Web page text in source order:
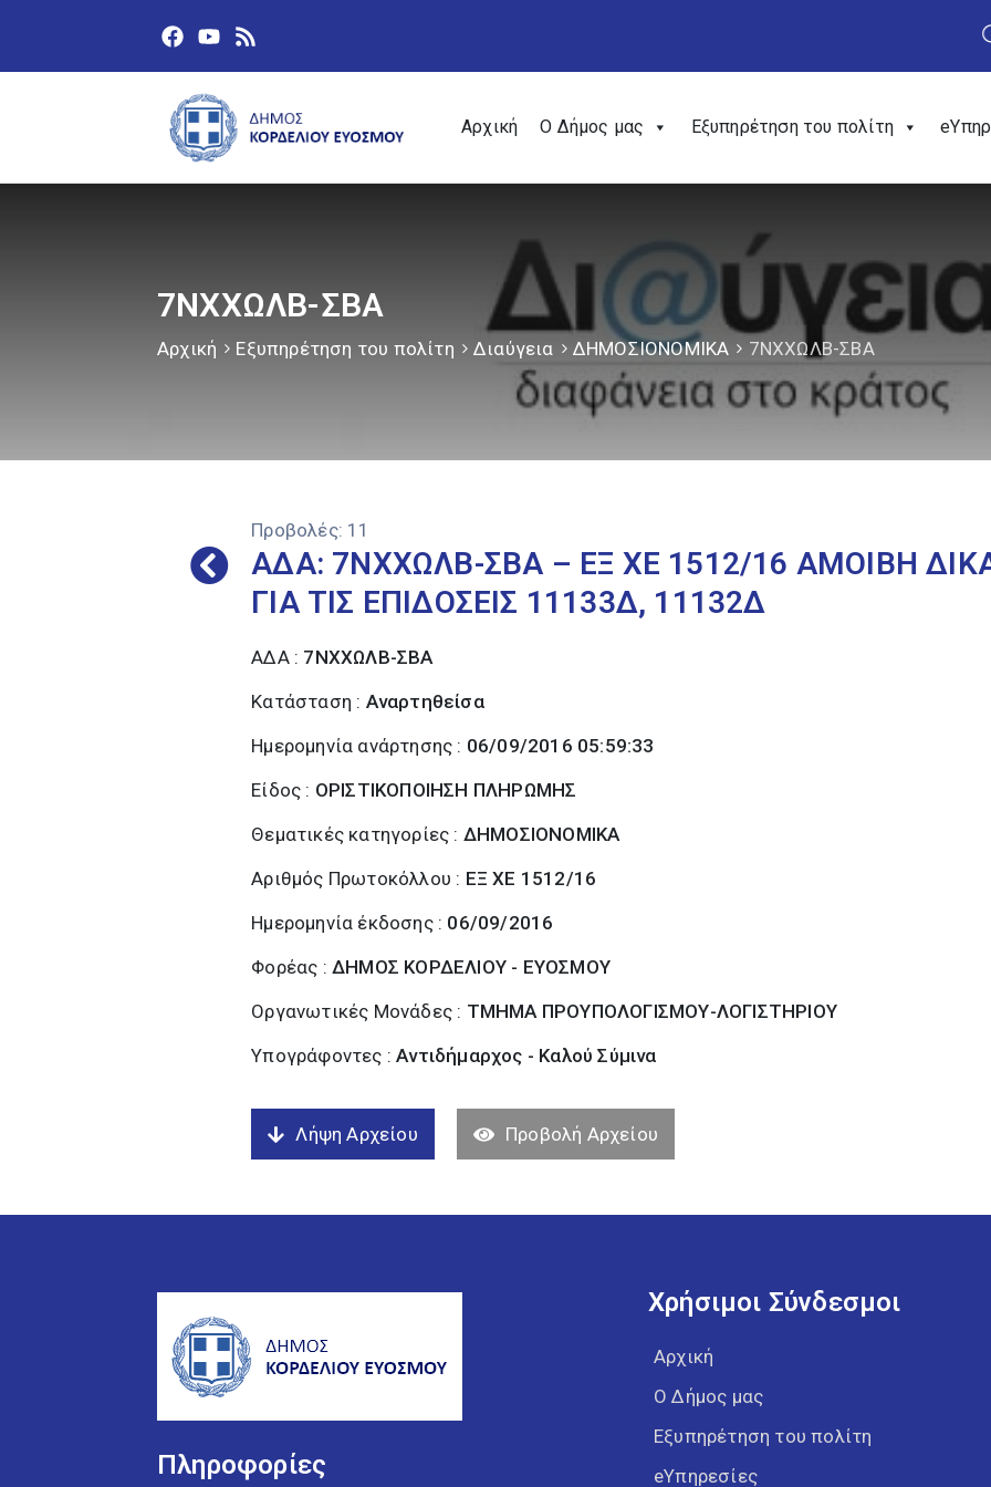
Αρχική Ο Δήμος μας Εξυπηρέτηση του πολίτη
7ΝΧΧΩΛΒ-ΣΒΑ
Αρχική Εξυπηρέτηση του πολίτη Διαύγεια ΔΗΜΟΣΙΟΝΟΜΙΚΑ 7ΝΧΧΩΛΒ-ΣΒΑ
Προβολές: 11
ΑΔΑ: 7ΝΧΧΩΛΒ-ΣΒΑ – ΕΞ ΧΕ 1512/16 ΑΜΟΙΒΗ
ΓΙΑ ΤΙΣ ΕΠΙΔΟΣΕΙΣ 11133Δ, 11132Δ
ΑΔΑ : 7ΝΧΧΩΛΒ-ΣΒΑ
Κατάσταση : Αναρτηθείσα
Ημερομηνία ανάρτησης : 06/09/2016 05:59:33
Είδος : ΟΡΙΣΤΙΚΟΠΟΙΗΣΗ ΠΛΗΡΩΜΗΣ
Θεματικές κατηγορίες : ΔΗΜΟΣΙΟΝΟΜΙΚΑ
Αριθμός Πρωτοκόλλου : ΕΞ ΧΕ 1512/16
Ημερομηνία έκδοσης : 06/09/2016
Φορέας :ΔΗΜΟΣ ΚΟΡΔΕΛΙΟΥ - ΕΥΟΣΜΟΥ
Οργανωτικές Μονάδες : ΤΜΗΜΑ ΠΡΟΥΠΟΛΟΓΙΣΜΟΥ-ΛΟΓΙΣΤΗΡΙΟΥ
Υπογράφοντες :Αντιδήμαρχος - Καλού Σύµινα
Λήψη Αρχείου Προβολή Αρχείου
Πληροφορίες
Χρήσιμοι Σύνδεσμοι
Αρχική
Ο Δήμος μας
Εξυπηρέτηση του πολίτη
eΥπηρεσίες